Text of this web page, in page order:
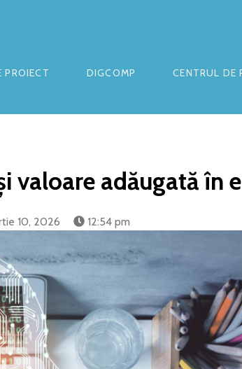
PROIECT DIGCOMP CENTRUL DE
valoare adăugată în
10, 2026 12:54 pm